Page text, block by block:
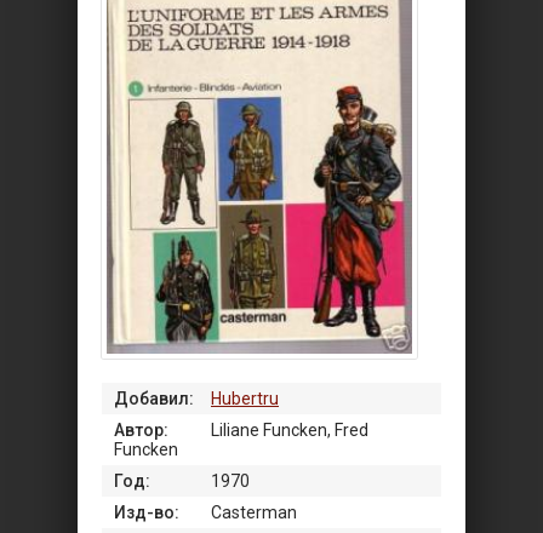
Добавил:
Hubertru
Автор:
Liliane Funcken, Fred
Funcken
Год:
1970
Изд-во:
Casterman